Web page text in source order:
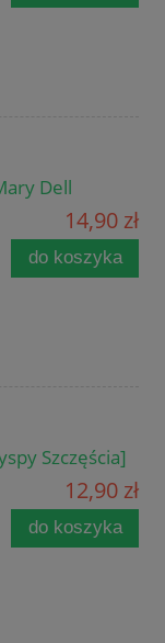
Dell
14,90 zł
do koszyka
Szczęścia]
12,90 zł
do koszyka